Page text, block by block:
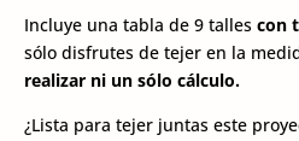
Incluye una tabla de 9 talles con
sólo disfrutes de tejer en la
realizar ni un sólo cálculo.
¿Lista para tejer juntas este